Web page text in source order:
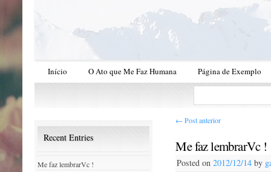
Início O Ato que Me Faz Humana Página de Exemplo
← Post anterior
Me faz lembrarVc !
Posted on 2012/12/14 by
Recent Entries
Me faz lembrarVc !